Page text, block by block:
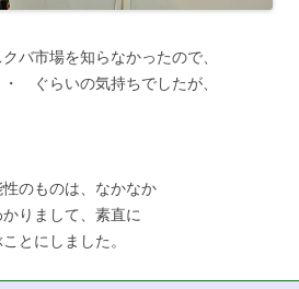
バ市場を知らなかったので、
ぐらいの気持ちでしたが、
のものは、なかなか
りまして、素直に
とにしました。